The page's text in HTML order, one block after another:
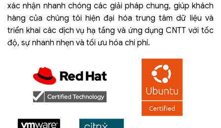
xác nhận nhanh chóng các giải pháp chung, giúp khách
hàng của chúng tôi hiện đại hóa trung tâm dữ liệu và
triển khai các dịch vụ hạ tầng và ứng dụng CNTT với tốc
độ, sự nhanh nhẹn và tối ưu hóa chi phí.